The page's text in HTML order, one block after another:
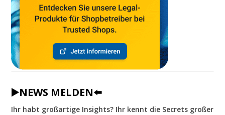
▶️NEWS MELDEN⬅️
Ihr habt großartige Insights? Ihr kennt die Secrets großer